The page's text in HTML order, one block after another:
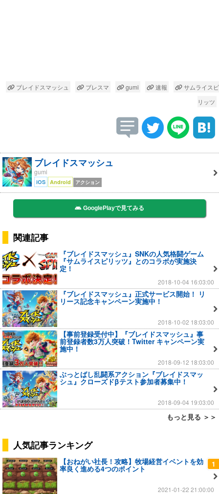
ブレイドスマッシュ ブレスマ gumi 速報
サムライスピ
リッツ
ブレイドスマッシュ
gumi
iOS Android アクション
GooglePlayで見てみる
関連記事
『ブレイドスマッシュ』SNKの人気格闘ゲーム
『サムライスピリッツ』とのコラボが実施決
定！
2018-10-04 16:03:00
『ブレイドスマッシュ』正式サービス開始！ リ
リース記念キャンペーン実施中！
2018-10-02 18:03:00
【事前登録受付中】『ブレイドスマッシュ』事
前登録者数3万人突破！Twitter キャンペーン実
施中！
2018-09-12 18:03:00
ぶっとばし乱闘系アクション『ブレイドスマッ
シュ』クローズドβテスト参加者募集中！
2018-09-04 19:03:00
もっと見る ＞＞
人気記事ランキング
1
【おねがい社長！攻略】牧場経営イベントを効
率良く進める4つのポイント
2021-01-22 21:00:00